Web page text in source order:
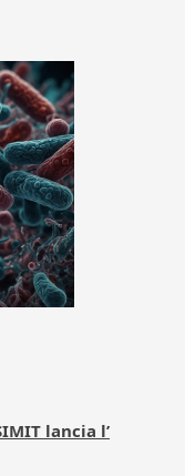
lancia l’